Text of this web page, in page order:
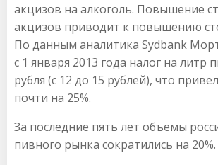
акцизов на алкоголь. Повышение
акцизов приводит к повышению
По данным аналитика Sydbank
с 1 января 2013 года налог на литр
рубля (с 12 до 15 рублей), что
почти на 25%.
За последние пять лет объемы
пивного рынка сократились на 20%.